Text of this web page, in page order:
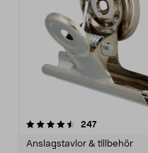
247recensioner
Anslagstavlor & tillbehör
4.5av 5 stjärnor